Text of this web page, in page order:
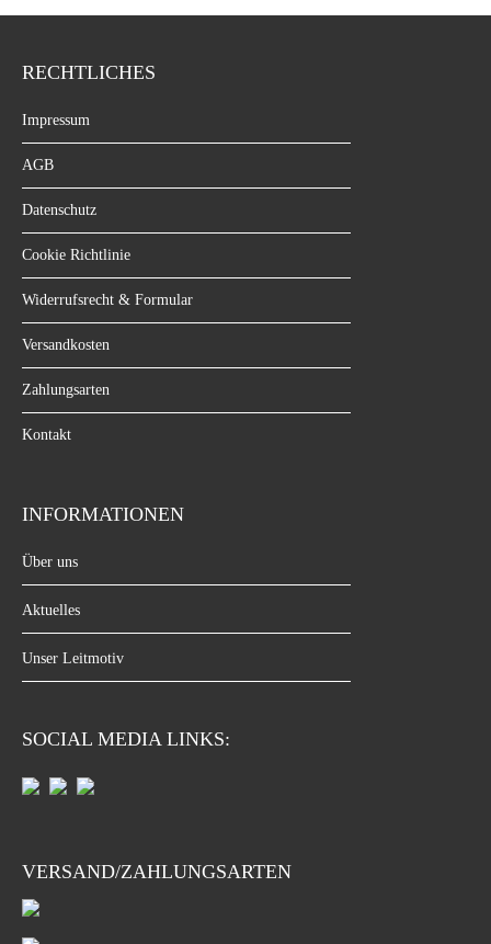
RECHTLICHES
Impressum
AGB
Datenschutz
Cookie Richtlinie
Widerrufsrecht & Formular
Versandkosten
Zahlungsarten
Kontakt
INFORMATIONEN
Über uns
Aktuelles
Unser Leitmotiv
SOCIAL MEDIA LINKS:
VERSAND/ZAHLUNGSARTEN